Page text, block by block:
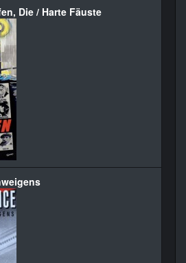
Die / Harte Fäuste